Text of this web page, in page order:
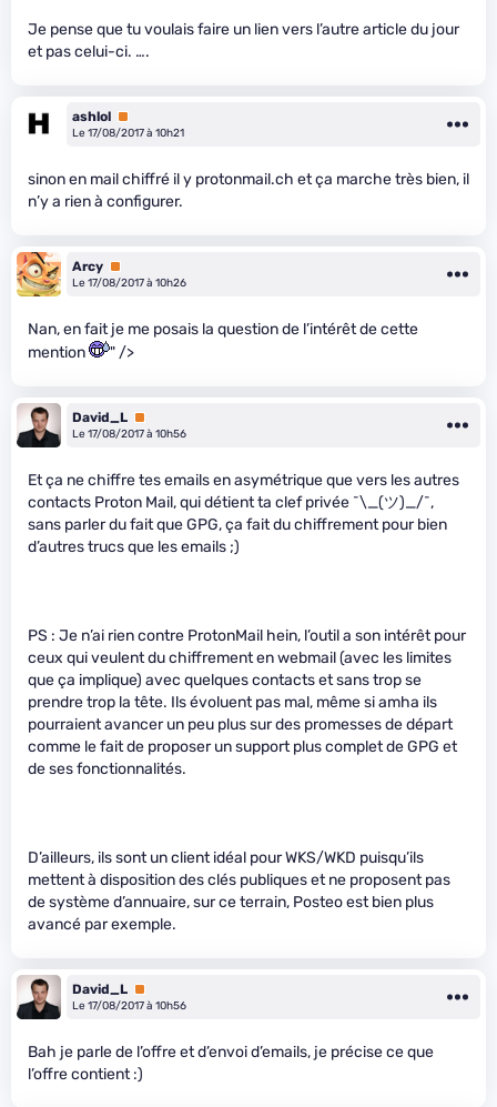
Je pense que tu voulais faire un lien vers l’autre article du jour
et pas celui-ci. ….
ashlol Premium
Le 17/08/2017 à 10h21
sinon en mail chiffré il y protonmail.ch et ça marche très bien, il
n’y a rien à configurer.
Arcy Premium
Le 17/08/2017 à 10h26
Nan, en fait je me posais la question de l’intérêt de cette
mention
" />
David_L Premium
Le 17/08/2017 à 10h56
Et ça ne chiffre tes emails en asymétrique que vers les autres
contacts Proton Mail, qui détient ta clef privée ¯\_(ツ)_/¯,
sans parler du fait que GPG, ça fait du chiffrement pour bien
d’autres trucs que les emails ;)
PS : Je n’ai rien contre ProtonMail hein, l’outil a son intérêt pour
ceux qui veulent du chiffrement en webmail (avec les limites
que ça implique) avec quelques contacts et sans trop se
prendre trop la tête. Ils évoluent pas mal, même si amha ils
pourraient avancer un peu plus sur des promesses de départ
comme le fait de proposer un support plus complet de GPG et
de ses fonctionnalités.
D’ailleurs, ils sont un client idéal pour WKS/WKD puisqu’ils
mettent à disposition des clés publiques et ne proposent pas
de système d’annuaire, sur ce terrain, Posteo est bien plus
avancé par exemple.
David_L Premium
Le 17/08/2017 à 10h56
Bah je parle de l’offre et d’envoi d’emails, je précise ce que
l’offre contient :)